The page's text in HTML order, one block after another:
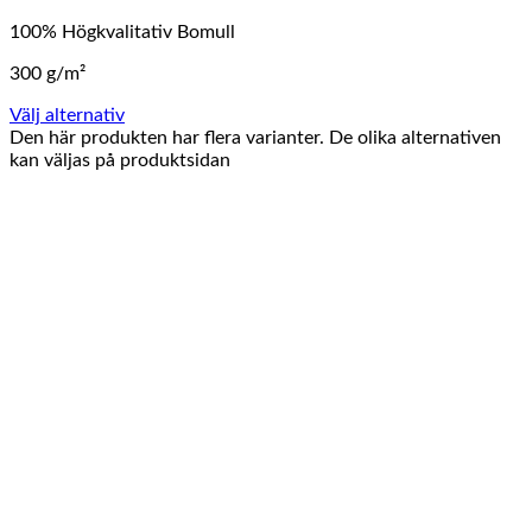
100% Högkvalitativ Bomull
300 g/m²
Välj alternativ
Den här produkten har flera varianter. De olika alternativen
kan väljas på produktsidan